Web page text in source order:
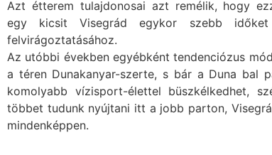
Azt étterem tulajdonosai azt remélik, hogy
egy kicsit Visegrád egykor szebb
felvirágoztatásához.
Az utóbbi években egyébként tendenciózus
a téren Dunakanyar-szerte, s bár a Duna bal
komolyabb vízisport-élettel büszkélkedhet,
többet tudunk nyújtani itt a jobb parton,
mindenképpen.